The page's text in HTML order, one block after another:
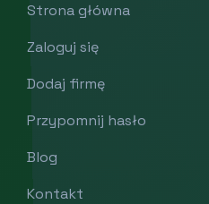
Strona główna
Zaloguj się
Dodaj firmę
Przypomnij hasło
Blog
Kontakt